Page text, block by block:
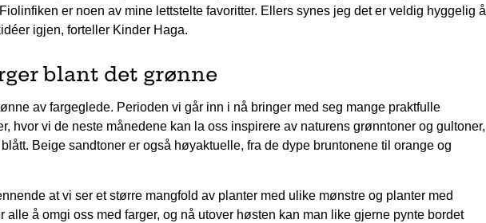
er noen av mine lettstelte favoritter. Ellers synes jeg det er veldig hyggelig å
igjen, forteller Kinder Haga.
blant det grønne
av fargeglede. Perioden vi går inn i nå bringer med seg mange praktfulle
hvor vi de neste månedene kan la oss inspirere av naturens grønntoner og gultoner,
Beige sandtoner er også høyaktuelle, fra de dype bruntonene til orange og
at vi ser et større mangfold av planter med ulike mønstre og planter med
alle å omgi oss med farger, og nå utover høsten kan man like gjerne pynte bordet